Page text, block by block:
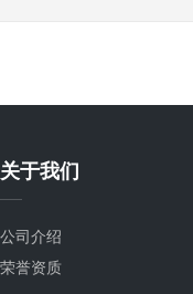
关于我们
公司介绍
荣誉资质